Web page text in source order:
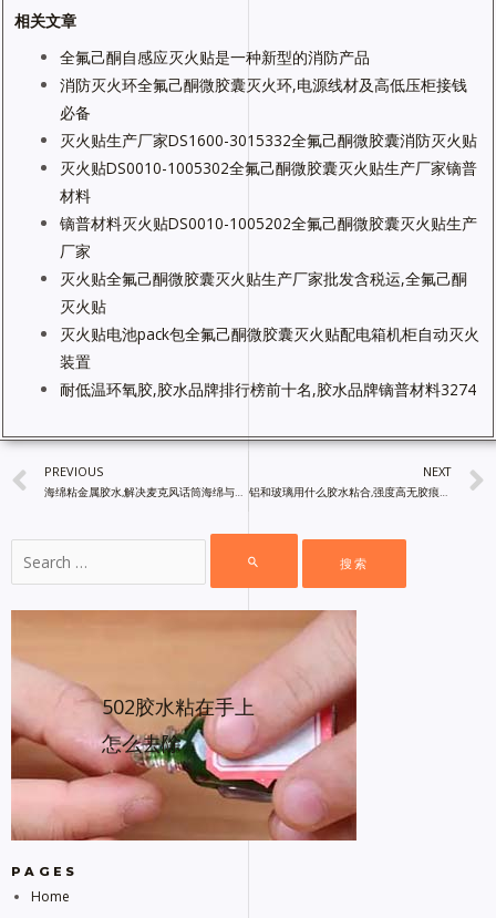
相关文章
全氟己酮自感应灭火贴是一种新型的消防产品
消防灭火环全氟己酮微胶囊灭火环,电源线材及高低压柜接钱
必备
灭火贴生产厂家DS1600-3015332全氟己酮微胶囊消防灭火贴
灭火贴DS0010-1005302全氟己酮微胶囊灭火贴生产厂家镝普
材料
镝普材料灭火贴DS0010-1005202全氟己酮微胶囊灭火贴生产
厂家
灭火贴全氟己酮微胶囊灭火贴生产厂家批发含税运,全氟己酮
灭火贴
灭火贴电池pack包全氟己酮微胶囊灭火贴配电箱机柜自动灭火
装置
耐低温环氧胶,胶水品牌排行榜前十名,胶水品牌镝普材料3274
PREVIOUS
海绵粘金属胶水,解决麦克风话筒海绵与不锈钢的粘接问题,胶粘剂
NEXT
铝和玻璃用什么胶水粘合,强度高无胶痕UV胶水,胶粘剂厂家批发
502胶水粘在手上
怎么去除
PAGES
Home